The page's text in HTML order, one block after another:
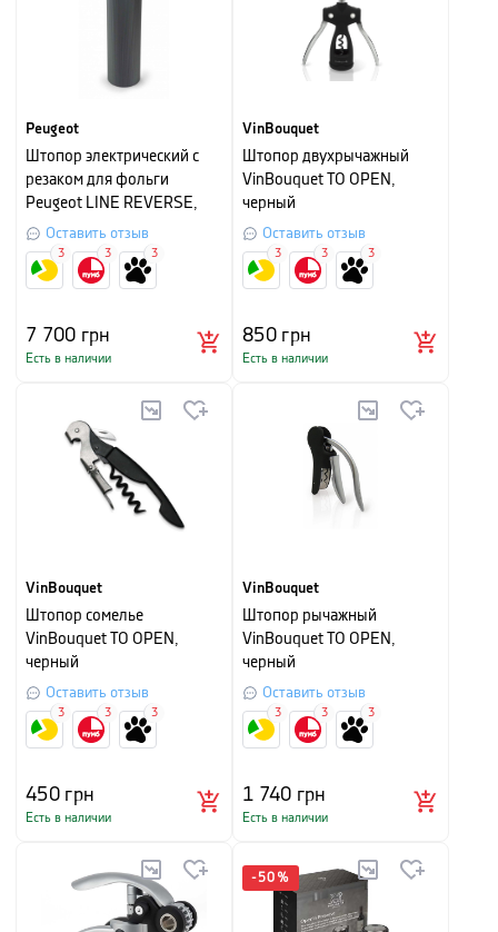
Peugeot
Штопор электрический с
резаком для фольги
Peugeot LINE REVERSE,
высота 27 см, серый
Оставить отзыв
7 700 грн
Есть в наличии
3 3 3
VinBouquet
Штопор двухрычажный
VinBouquet TO OPEN,
черный
Оставить отзыв
850грн
Есть в наличии
3 3 3
VinBouquet
Штопор сомелье
VinBouquet TO OPEN,
черный
Оставить отзыв
450грн
Есть в наличии
3 3 3
VinBouquet
Штопор рычажный
VinBouquet TO OPEN,
черный
Оставить отзыв
1 740 грн
Есть в наличии
3 3 3
-50 %